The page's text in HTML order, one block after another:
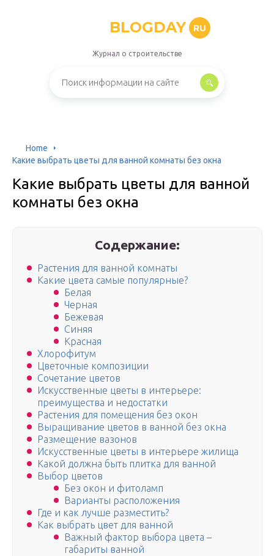
BLOGDAY RU
Журнал о строительстве
Home
Какие выбрать цветы для ванной комнаты без окна
Какие выбрать цветы для ванной
комнаты без окна
Содержание:
Растения для ванной комнаты
Какие цвета самые популярные?
Белая
Черная
Бежевая
Синяя
Красная
Хлорофитум
Цветочные композиции
Сочетание цветов
Искусственные цветы в интерьере:
преимущества и недостатки
Растения для помещения без окон
Выращивание цветов в ванной без окна
Размещение вазонов
Искусственные цветы в интерьере жилища
Какой должна быть плитка для ванной
Выбор цветов
Без окон и фитоламп
Варианты расположения
Где и как лучше разместить?
Как выбрать цвет для ванной
Важный фактор выбора цвета –
габариты ванной